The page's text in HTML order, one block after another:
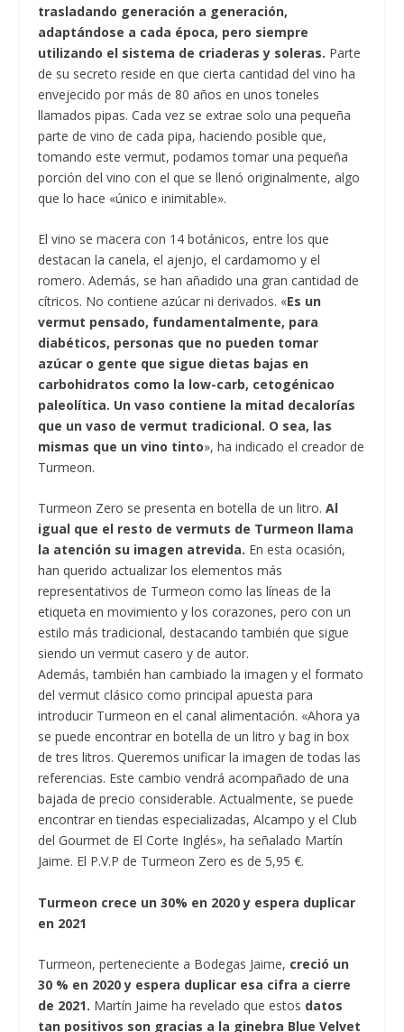
trasladando generación a generación,
adaptándose a cada época, pero siempre
utilizando el sistema de criaderas y soleras. Parte
de su secreto reside en que cierta cantidad del vino ha
envejecido por más de 80 años en unos toneles
llamados pipas. Cada vez se extrae solo una pequeña
parte de vino de cada pipa, haciendo posible que,
tomando este vermut, podamos tomar una pequeña
porción del vino con el que se llenó originalmente, algo
que lo hace «único e inimitable».
El vino se macera con 14 botánicos, entre los que
destacan la canela, el ajenjo, el cardamomo y el
romero. Además, se han añadido una gran cantidad de
cítricos. No contiene azúcar ni derivados. «Es un
vermut pensado, fundamentalmente, para
diabéticos, personas que no pueden tomar
azúcar o gente que sigue dietas bajas en
carbohidratos como la low-carb, cetogénicao
paleolítica. Un vaso contiene la mitad decalorías
que un vaso de vermut tradicional. O sea, las
mismas que un vino tinto», ha indicado el creador de
Turmeon.
Turmeon Zero se presenta en botella de un litro.Al
igual que el resto de vermuts de Turmeon llama
la atención su imagen atrevida. En esta ocasión,
han querido actualizar los elementos más
representativos de Turmeon como las líneas de la
etiqueta en movimiento y los corazones, pero con un
estilo más tradicional, destacando también que sigue
siendo un vermut casero y de autor.
Además, también han cambiado la imagen y el formato
del vermut clásico como principal apuesta para
introducir Turmeon en el canal alimentación. «Ahora ya
se puede encontrar en botella de un litro y bag in box
de tres litros. Queremos unificar la imagen de todas las
referencias. Este cambio vendrá acompañado de una
bajada de precio considerable. Actualmente, se puede
encontrar en tiendas especializadas, Alcampo y el Club
del Gourmet de El Corte Inglés», ha señalado Martín
Jaime. El P.V.P de Turmeon Zero es de 5,95 €.
Turmeon crece un 30% en 2020 y espera duplicar
en 2021
Turmeon, perteneciente a Bodegas Jaime, creció un
30 % en 2020 y espera duplicar esa cifra a cierre
de 2021. Martín Jaime ha revelado que estos datos
tan positivos son gracias a la ginebra Blue Velvet